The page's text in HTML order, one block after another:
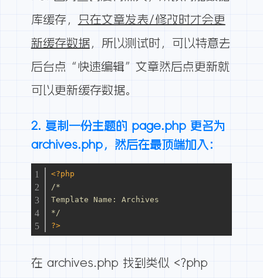
库缓存，
只在文章发表/修改时才会更
新缓存数据，所以测试时，可以特意去
后台点“快速编辑”文章然后点更新就
可以更新缓存数据。
2. 复制一份主题的 page.php 更名为
archives.php，然后在最顶端加入：
<?php
/*
Template Name: Archives
*/
?>
在 archives.php 找到类似 <?php